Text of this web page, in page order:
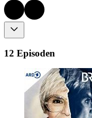
12 Episoden